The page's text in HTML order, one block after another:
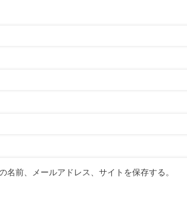
前、メールアドレス、サイトを保存する。